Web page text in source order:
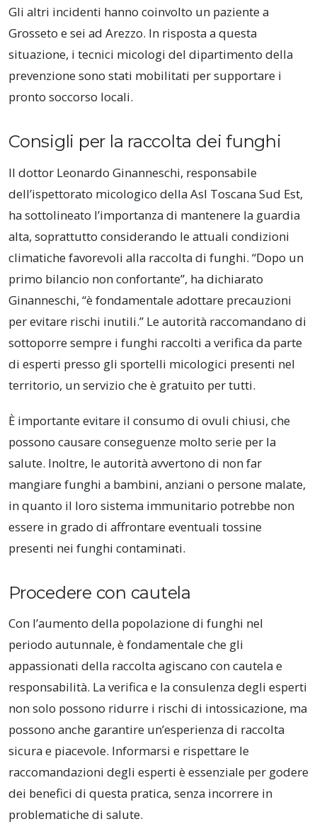
Gli altri incidenti hanno coinvolto un paziente a
Grosseto e sei ad Arezzo. In risposta a questa
situazione, i tecnici micologi del dipartimento della
prevenzione sono stati mobilitati per supportare i
pronto soccorso locali.
Consigli per la raccolta dei funghi
Il dottor Leonardo Ginanneschi, responsabile
dell’ispettorato micologico della Asl Toscana Sud Est,
ha sottolineato l’importanza di mantenere la guardia
alta, soprattutto considerando le attuali condizioni
climatiche favorevoli alla raccolta di funghi. “Dopo un
primo bilancio non confortante”, ha dichiarato
Ginanneschi, “è fondamentale adottare precauzioni
per evitare rischi inutili.” Le autorità raccomandano di
sottoporre sempre i funghi raccolti a verifica da parte
di esperti presso gli sportelli micologici presenti nel
territorio, un servizio che è gratuito per tutti.
È importante evitare il consumo di ovuli chiusi, che
possono causare conseguenze molto serie per la
salute. Inoltre, le autorità avvertono di non far
mangiare funghi a bambini, anziani o persone malate,
in quanto il loro sistema immunitario potrebbe non
essere in grado di affrontare eventuali tossine
presenti nei funghi contaminati.
Procedere con cautela
Con l’aumento della popolazione di funghi nel
periodo autunnale, è fondamentale che gli
appassionati della raccolta agiscano con cautela e
responsabilità. La verifica e la consulenza degli esperti
non solo possono ridurre i rischi di intossicazione, ma
possono anche garantire un’esperienza di raccolta
sicura e piacevole. Informarsi e rispettare le
raccomandazioni degli esperti è essenziale per godere
dei benefici di questa pratica, senza incorrere in
problematiche di salute.